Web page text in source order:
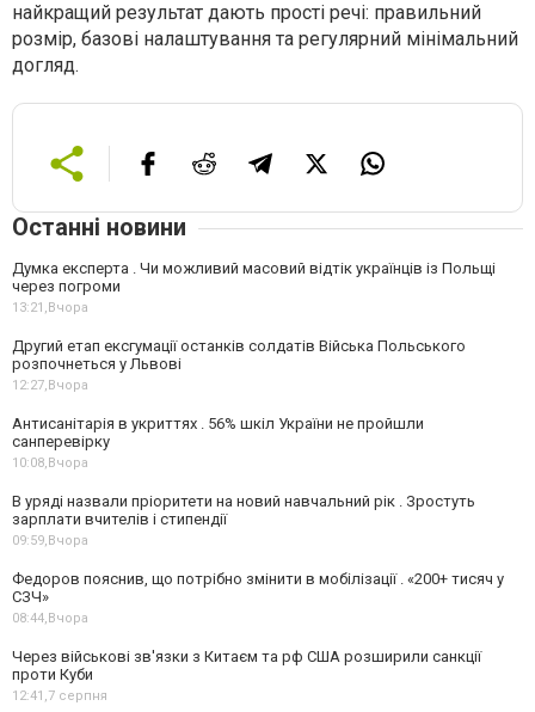
найкращий результат дають прості речі: правильний
розмір, базові налаштування та регулярний мінімальний
догляд.
Останні новини
Думка експерта . Чи можливий масовий відтік українців із Польщі
через погроми
13:21,Вчора
Другий етап ексгумації останків солдатів Війська Польського
розпочнеться у Львові
12:27,Вчора
Антисанітарія в укриттях . 56% шкіл України не пройшли
санперевірку
10:08,Вчора
В уряді назвали пріоритети на новий навчальний рік . Зростуть
зарплати вчителів і стипендії
09:59,Вчора
Федоров пояснив, що потрібно змінити в мобілізації . «200+ тисяч у
СЗЧ»
08:44,Вчора
Через військові зв'язки з Китаєм та рф США розширили санкції
проти Куби
12:41,7 серпня